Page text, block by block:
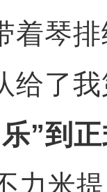
着琴
给了
”到
米提